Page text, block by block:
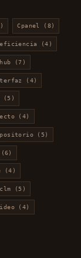
Cpanel (8)
eficiencia (4)
(7)
(4)
(5)
(4)
(5)
(6)
(4)
(5)
(4)